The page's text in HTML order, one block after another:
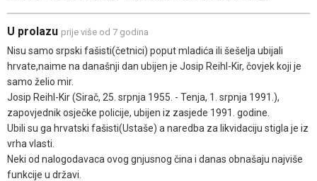
U prolazu prije više od 7 godina
Nisu samo srpski fašisti(četnici) poput mladića ili šešelja ubijali
hrvate,naime na današnji dan ubijen je Josip Reihl-Kir, čovjek koji je
samo želio mir.
Josip Reihl-Kir (Sirač, 25. srpnja 1955. - Tenja, 1. srpnja 1991.),
zapovjednik osječke policije, ubijen iz zasjede 1991. godine.
Ubili su ga hrvatski fašisti(Ustaše) a naredba za likvidaciju stigla je iz
vrha vlasti.
Neki od nalogodavaca ovog gnjusnog čina i danas obnašaju najviše
funkcije u državi.